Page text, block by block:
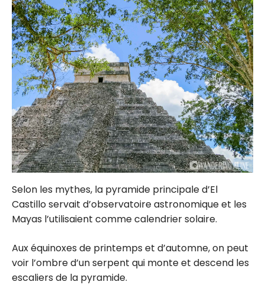
Selon les mythes, la pyramide principale d’El
Castillo servait d’observatoire astronomique et les
Mayas l’utilisaient comme calendrier solaire.
Aux équinoxes de printemps et d’automne, on peut
voir l’ombre d’un serpent qui monte et descend les
escaliers de la pyramide.